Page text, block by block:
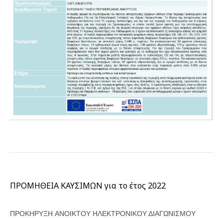
ΠΡΟΜΗΘΕΙΑ ΚΑΥΣΙΜΩΝ για το έτος 2022
ΠΡΟΚΗΡΥΞΗ ΑΝΟΙΚΤΟΥ ΗΛΕΚΤΡΟΝΙΚΟΥ ΔΙΑΓΩΝΙΣΜΟΥ